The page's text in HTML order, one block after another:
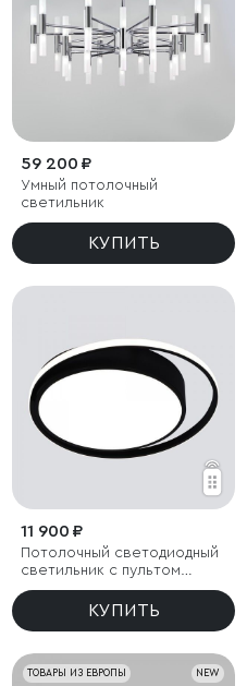
59 200 ₽
Умный потолочный
светильник
КУПИТЬ
11 900 ₽
Потолочный светодиодный
светильник с пультом
управления
КУПИТЬ
NEW
ТОВАРЫ ИЗ ЕВРОПЫ